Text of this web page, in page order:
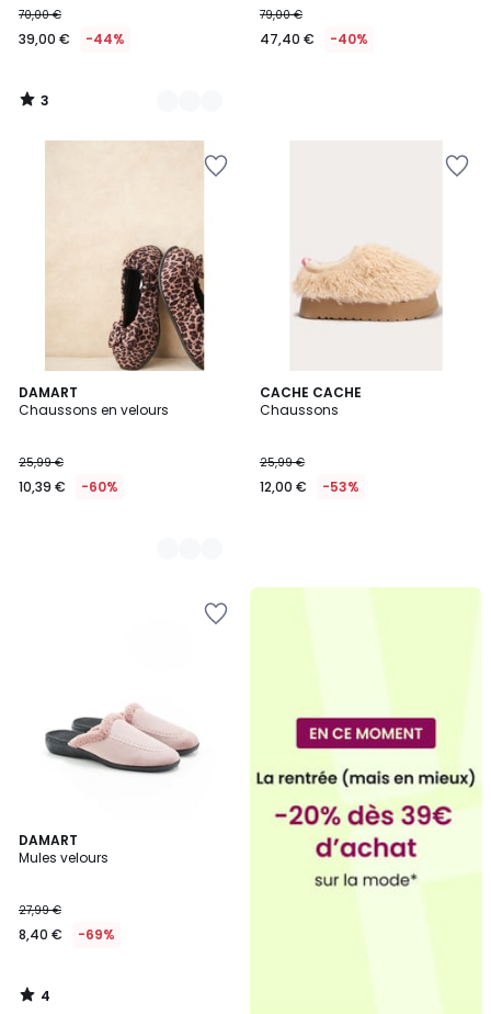
€
au
de
70,00
70,00 €
39,00 € -44%
3
/
79,00 €
47,40 € -40%
DAMART
Chaussons en velours
25,99 €
10,39 € -60%
2
Couleurs
CACHE CACHE
Chaussons
25,99 €
12,00 € -53%
DAMART
Mules velours
27,99 €
8,40 € -69%
4
/
4
/